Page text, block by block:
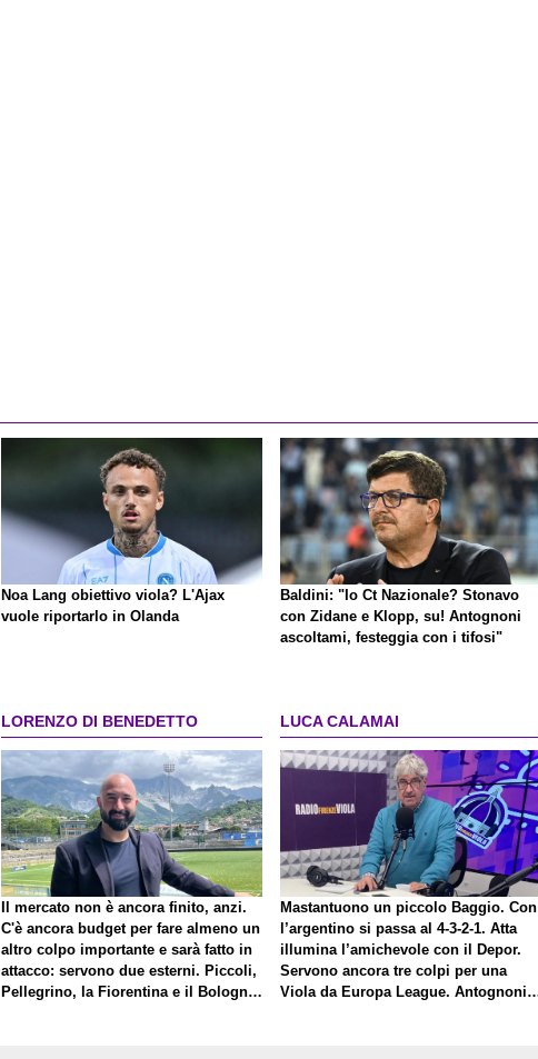
Noa Lang obiettivo viola? L'Ajax
vuole riportarlo in Olanda
Baldini: "Io Ct Nazionale? Stonavo
con Zidane e Klopp, su! Antognoni
ascoltami, festeggia con i tifosi"
LORENZO DI BENEDETTO
Il mercato non è ancora finito, anzi.
C'è ancora budget per fare almeno un
altro colpo importante e sarà fatto in
attacco: servono due esterni. Piccoli,
Pellegrino, la Fiorentina e il Bologna:
LUCA CALAMAI
Mastantuono un piccolo Baggio. Con
l’argentino si passa al 4-3-2-1. Atta
illumina l’amichevole con il Depor.
Servono ancora tre colpi per una
Viola da Europa League. Antognoni,